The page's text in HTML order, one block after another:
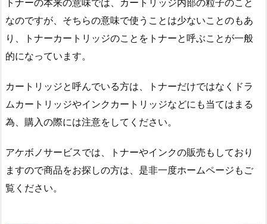
トナーの本来の意味では、カートリッジ内部の粒子のこと
なのですが、そちらの意味で使うことは少ないことのもあ
り、トナーカートリッジのことをトナーと呼ぶことが一般
的になっています。
カートリッジと呼んでいる方は、トナーだけではなくドラ
ムカートリッジやインクカートリッジなどにも当てはまる
為、購入の際には注意をしてください。
アケボノサービスでは、トナーやインクの販売もしており
ますので商品をお探しの方は、是非一度ホームページもご
覧ください。